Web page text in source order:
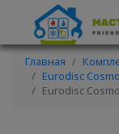
Главная
Eurodisc
Eurodisc